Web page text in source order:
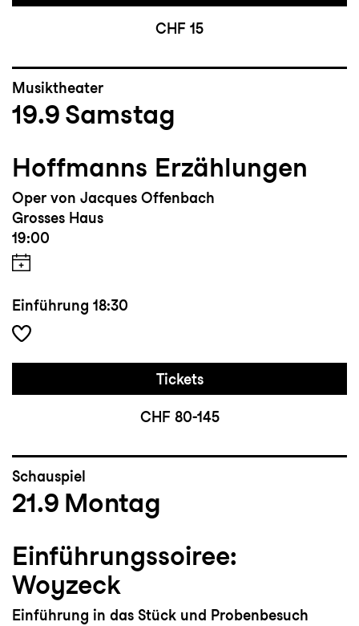
CHF 15
Musiktheater
19.9 Samstag
Hoffmanns Erzählungen
Oper von Jacques Offenbach
Grosses Haus
19:00
Einführung 18:30
Tickets
CHF 80-145
Schauspiel
21.9 Montag
Einführungssoiree:
Woyzeck
Einführung in das Stück und Probenbesuch